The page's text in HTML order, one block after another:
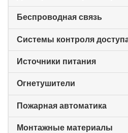
Беспроводная связь
Системы контроля
Источники питания
Огнетушители
Пожарная автоматика
Монтажные материалы